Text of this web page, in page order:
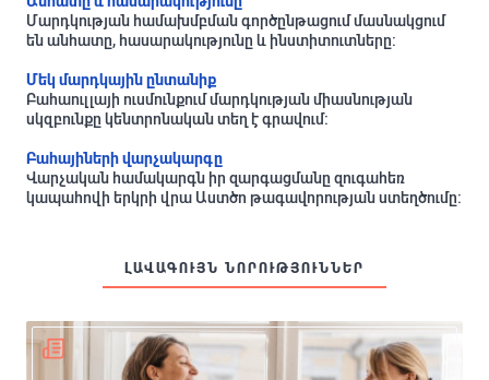
Մարդկության համախմբման գործընթացում մասնակցում
են անհատը, հասարակությունը և ինստիտուտները:
Մեկ մարդկային ընտանիք
Բահաուլլայի ուսմունքում մարդկության միասնության
սկզբունքը կենտրոնական տեղ է գրավում:
Բահայիների վարչակարգը
Վարչական համակարգն իր զարգացմանը զուգահեռ
կապահովի երկրի վրա Աստծո թագավորության ստեղծումը:
ԼԱՎԱԳՈՒՅՆ ՆՈՐՈՒԹՅՈՒՆՆԵՐ